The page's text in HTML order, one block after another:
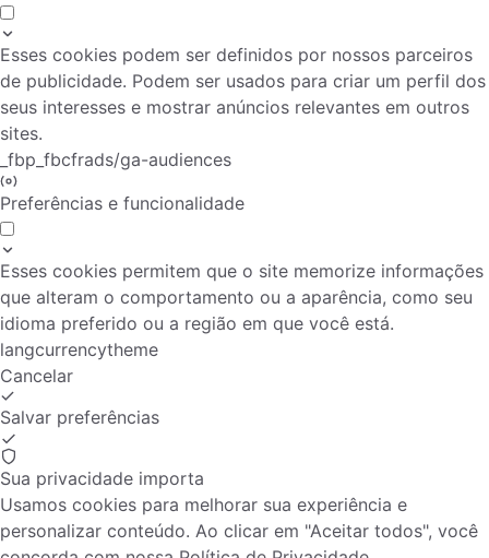
Esses cookies podem ser definidos por nossos parceiros
de publicidade. Podem ser usados para criar um perfil dos
seus interesses e mostrar anúncios relevantes em outros
sites.
_fbp _fbcfrads/ga-audiences
Preferências e funcionalidade
Esses cookies permitem que o site memorize informações
que alteram o comportamento ou a aparência, como seu
idioma preferido ou a região em que você está.
langcurrencytheme
Cancelar
Salvar preferências
Sua privacidade importa
Usamos cookies para melhorar sua experiência e
personalizar conteúdo. Ao clicar em "Aceitar todos", você